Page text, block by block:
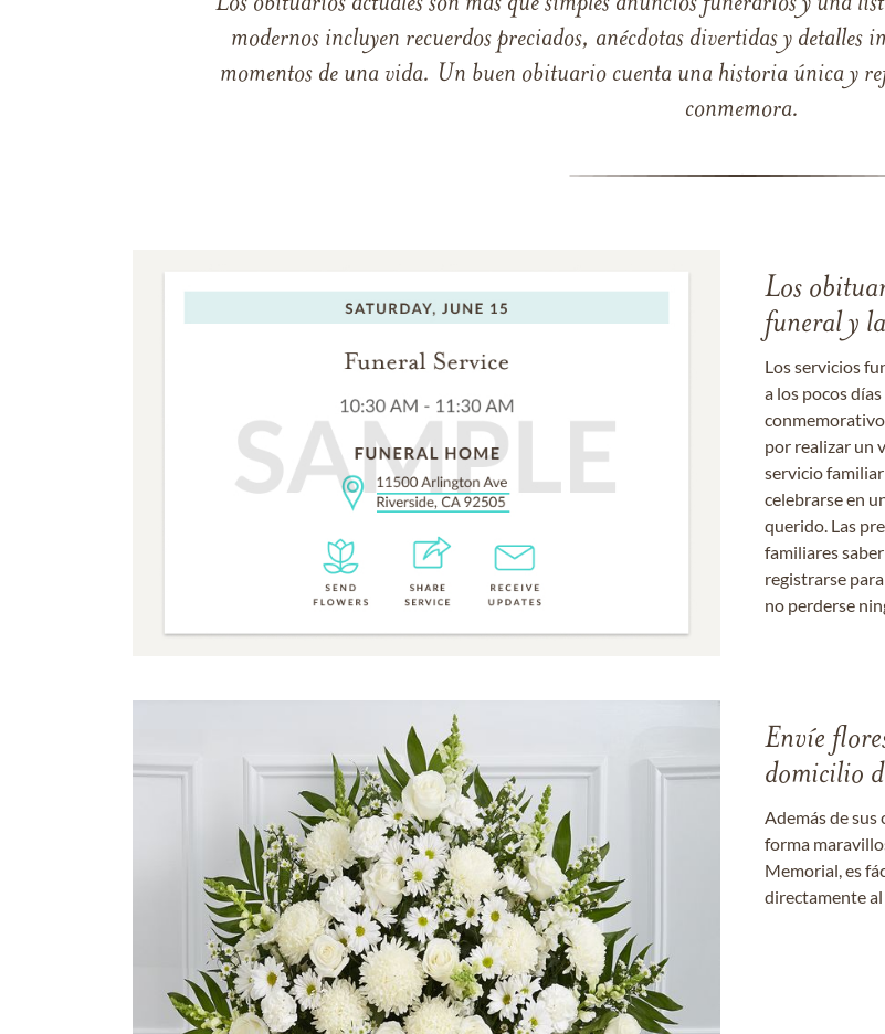
modernos incluyen recuerdos preciados, anécdotas divertidas y detalles
momentos de una vida. Un buen obituario cuenta una historia única y
conmemora.
Los
funeral y
Los servicios
a los pocos
por realizar un
servicio
celebrarse en
querido. Las
familiares
registrarse
no perderse
Envíe
domicilio
Además de
forma
Memorial, es
directamente